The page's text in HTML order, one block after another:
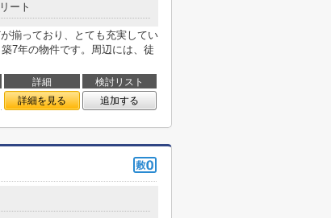
ート
揃っており、とても充実してい
7年の物件です。周辺には、徒
詳細
検討リスト
詳細を見る 追加する